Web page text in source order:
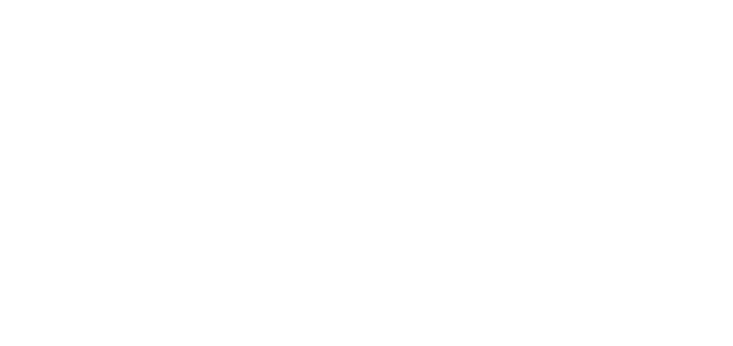
2022!
der kleinen und auch großen Schätze, die unser schönes Rotes Meer zu bieten hat.
auf unseren mehrtägigen Minisafaris halten sie euch stets auf dem Laufenden.
Abu Nuhas oder an der Thistlegorm stehen auf dem Programm. Ob im Norden oder Süden, ihr